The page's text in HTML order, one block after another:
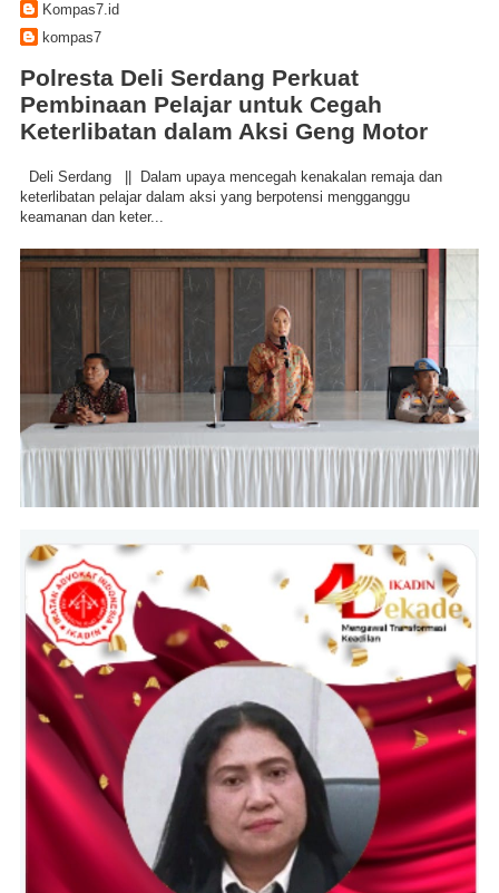
Kompas7.id
kompas7
Polresta Deli Serdang Perkuat
Pembinaan Pelajar untuk Cegah
Keterlibatan dalam Aksi Geng Motor
Deli Serdang || Dalam upaya mencegah kenakalan remaja dan
keterlibatan pelajar dalam aksi yang berpotensi mengganggu
keamanan dan keter...